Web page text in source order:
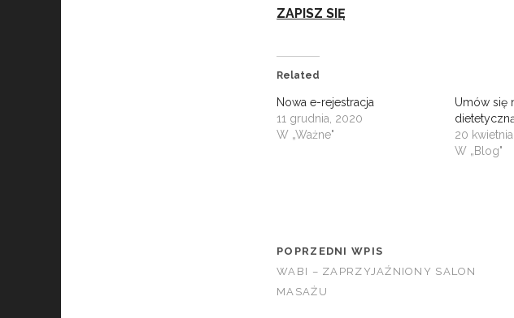
ZAPISZ SIĘ
Related
Nowa e-rejestracja
11 grudnia, 2020
W „Ważne"
Umów się
20
W „Blog"
POPRZEDNI WPIS
WABI – ZAPRZYJAŹNIONY SALON
MASAŻU